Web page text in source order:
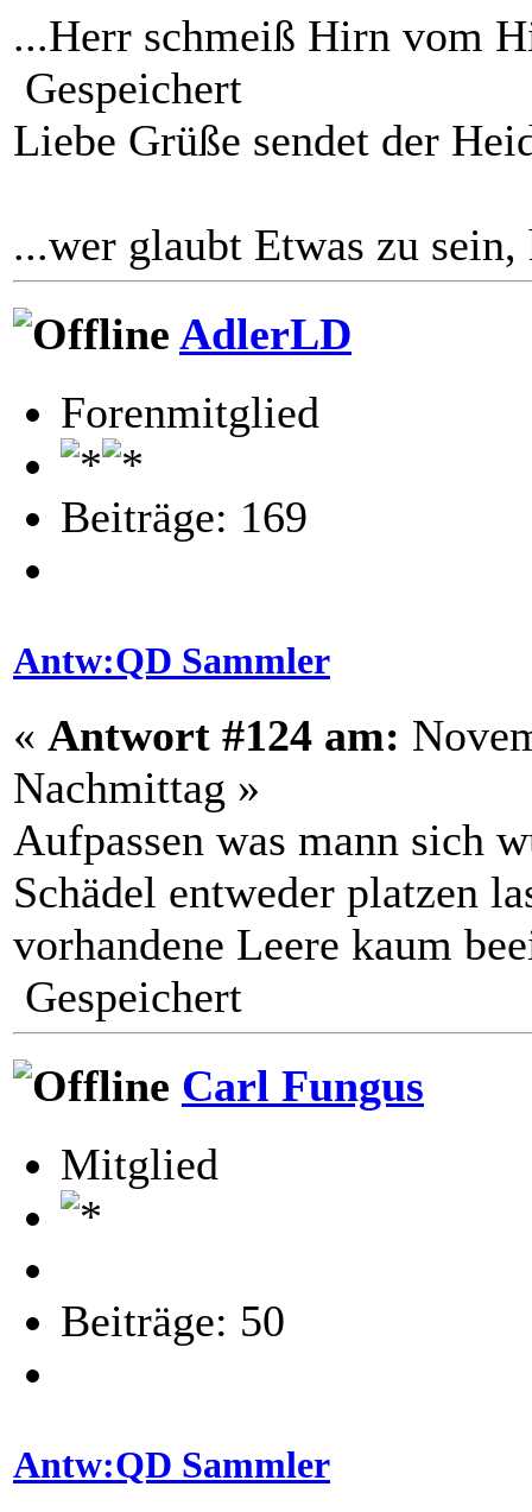
...Herr schmeiß Hirn vom
Gespeichert
Liebe Grüße sendet der
...wer glaubt Etwas zu
AdlerLD
Forenmitglied
Beiträge: 169
Antw:QD Sammler
« Antwort #124 am:
Nachmittag »
Aufpassen was mann sich
Schädel entweder platzen
vorhandene Leere kaum
Gespeichert
Carl Fungus
Mitglied
Beiträge: 50
Antw:QD Sammler